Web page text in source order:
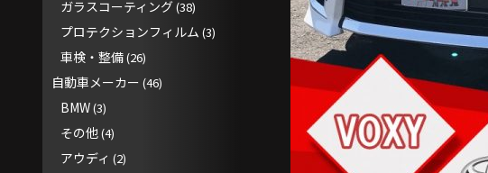
ガラスコーティング(38)
プロテクションフィルム (3)
車検・整備(26)
自動車メーカー (46)
BMW(3)
その他(4)
アウディ (2)